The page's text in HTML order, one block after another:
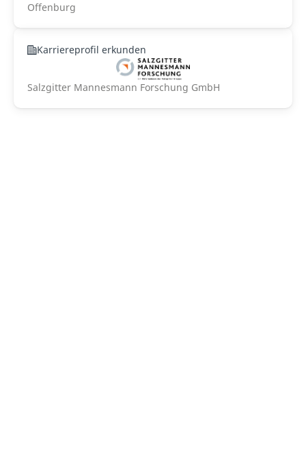
Offenburg
Karriereprofil erkunden
Salzgitter Mannesmann Forschung GmbH